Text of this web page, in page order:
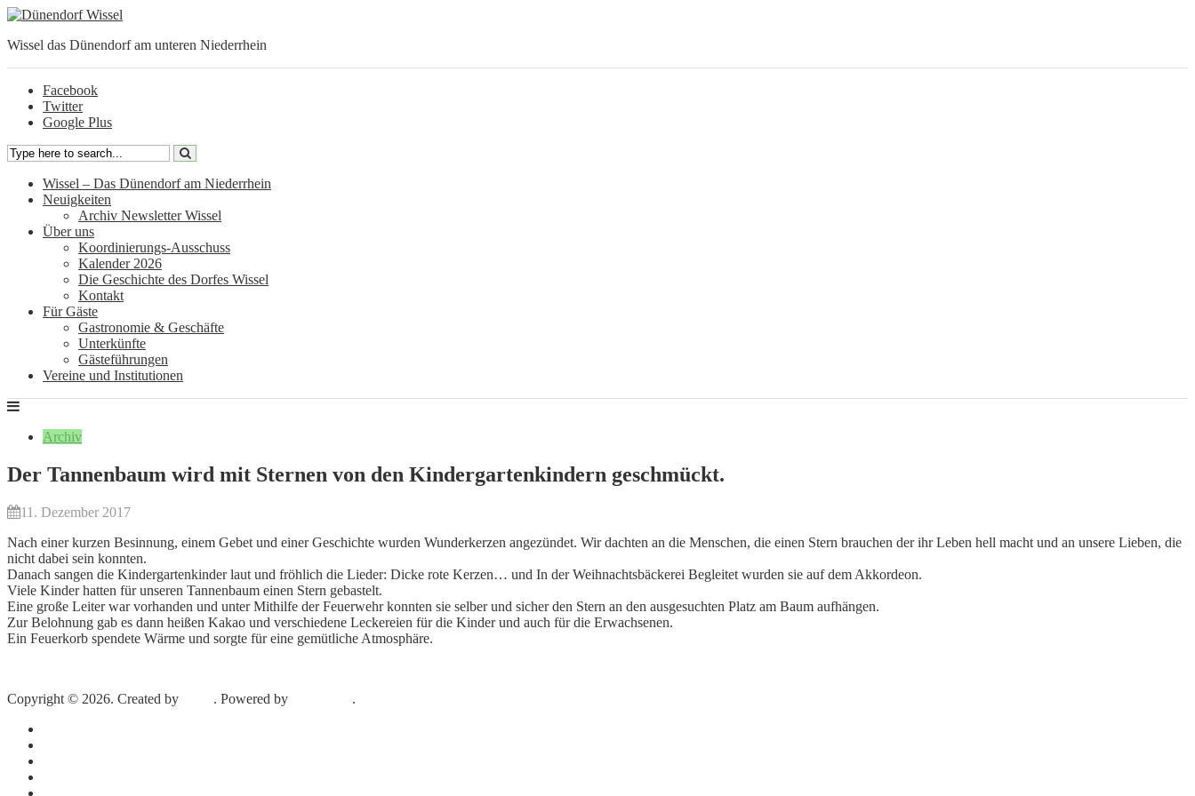
Wissel das Dünendorf am unteren Niederrhein
Facebook
Twitter
Google Plus
Wissel – Das Dünendorf am Niederrhein
Neuigkeiten
Archiv Newsletter Wissel
Über uns
Koordinierungs-Ausschuss
Kalender 2026
Die Geschichte des Dorfes Wissel
Kontakt
Für Gäste
Gastronomie & Geschäfte
Unterkünfte
Gästeführungen
Vereine und Institutionen
Archiv
Der Tannenbaum wird mit Sternen von den Kindergartenkindern geschmückt.
11. Dezember 2017
Nach einer kurzen Besinnung, einem Gebet und einer Geschichte wurden Wunderkerzen angezündet. Wir dachten an die Menschen, die einen Stern brauchen der ihr Leben hell macht und an unsere Lieben, die
nicht dabei sein konnten.
Danach sangen die Kindergartenkinder laut und fröhlich die Lieder: Dicke rote Kerzen… und In der Weihnachtsbäckerei Begleitet wurden sie auf dem Akkordeon.
Viele Kinder hatten für unseren Tannenbaum einen Stern gebastelt.
Eine große Leiter war vorhanden und unter Mithilfe der Feuerwehr konnten sie selber und sicher den Stern an den ausgesuchten Platz am Baum aufhängen.
Zur Belohnung gab es dann heißen Kakao und verschiedene Leckereien für die Kinder und auch für die Erwachsenen.
Ein Feuerkorb spendete Wärme und sorgte für eine gemütliche Atmosphäre.
Copyright © 2026. Created by . Powered by
.